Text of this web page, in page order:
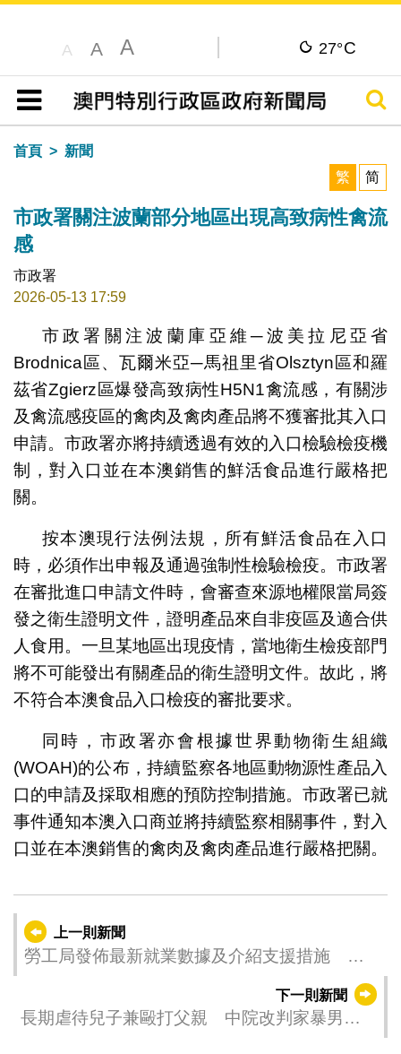
A A A 27°C
目錄
搜尋
首頁
新聞
繁
简
市政署關注波蘭部分地區出現高致病性禽流
感
市政署
2026-05-13 17:59
市政署關注波蘭庫亞維─波美拉尼亞省
Brodnica區、瓦爾米亞─馬祖里省Olsztyn區和羅
茲省Zgierz區爆發高致病性H5N1禽流感，有關涉
及禽流感疫區的禽肉及禽肉產品將不獲審批其入口
申請。市政署亦將持續透過有效的入口檢驗檢疫機
制，對入口並在本澳銷售的鮮活食品進行嚴格把
關。
按本澳現行法例法規，所有鮮活食品在入口
時，必須作出申報及通過強制性檢驗檢疫。市政署
在審批進口申請文件時，會審查來源地權限當局簽
發之衛生證明文件，證明產品來自非疫區及適合供
人食用。一旦某地區出現疫情，當地衛生檢疫部門
將不可能發出有關產品的衛生證明文件。故此，將
不符合本澳食品入口檢疫的審批要求。
同時，市政署亦會根據世界動物衛生組織
(WOAH)的公布，持續監察各地區動物源性產品入
口的申請及採取相應的預防控制措施。市政署已就
事件通知本澳入口商並將持續監察相關事件，對入
口並在本澳銷售的禽肉及禽肉產品進行嚴格把關。
上一則新聞
勞工局發佈最新就業數據及介紹支援措施 本
下一則新聞
長期虐待兒子兼毆打父親 中院改判家暴男兩